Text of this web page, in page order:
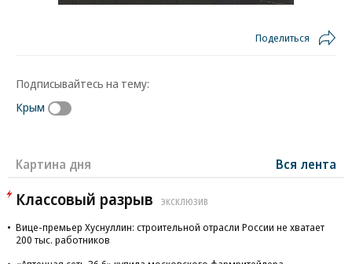
Поделиться
Подписывайтесь на тему:
Крым
Картина дня Вся лента
Классовый разрыв ЭКСКЛЮЗИВ
Вице-премьер Хуснуллин: строительной отрасли России не хватает
200 тыс. работников